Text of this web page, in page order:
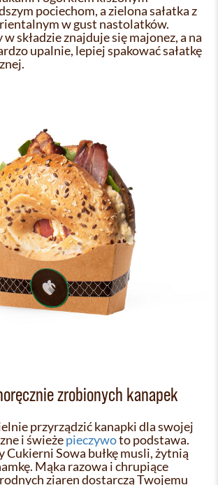
pociechom, a zielona sałatka z
w gust nastolatków.
w składzie znajduje się majonez, a na
upalnie, lepiej spakować sałatkę
zrobionych kanapek
przyrządzić kanapki dla swojej
i świeżepieczywoto podstawa.
Cukierni Sowa bułkę musli, żytnią
Mąka razowa i chrupiące
ziaren dostarczą Twojemu